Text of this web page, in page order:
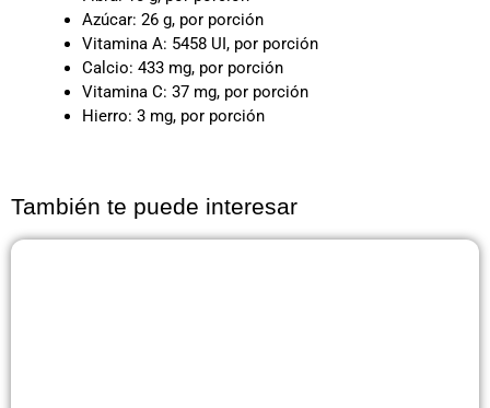
Azúcar: 26 g, por porción
Vitamina A: 5458 UI, por porción
Calcio: 433 mg, por porción
Vitamina C: 37 mg, por porción
Hierro: 3 mg, por porción
También te puede interesar